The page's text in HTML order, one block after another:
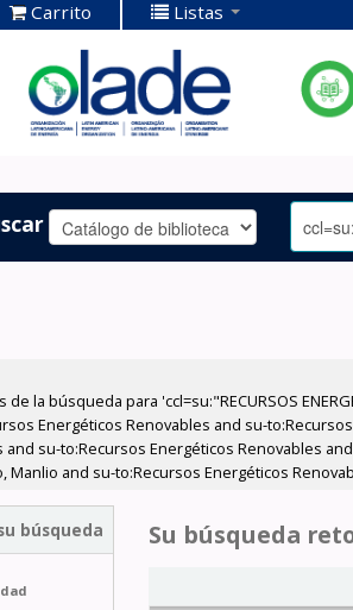
Carrito Listas
de la búsqueda para 'ccl=su:"RECURSOS
Energéticos Renovables and su-
and su-to:Recursos Energéticos Renovables
Manlio and su-to:Recursos Energéticos
búsqueda Su búsqueda